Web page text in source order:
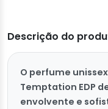
Descrição do
O perfume
Temptation EDP
envolvente e